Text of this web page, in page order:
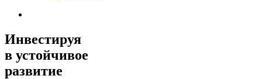
Инвестируя
в устойчивое
развитие